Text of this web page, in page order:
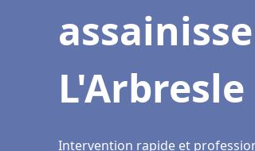
L'Arbresle
Intervention rapide et